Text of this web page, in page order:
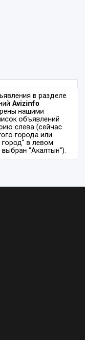
в разделе
Avizinfo
нашими
объявлений
слева (сейчас
города или
в левом
выбран "Акалтын").